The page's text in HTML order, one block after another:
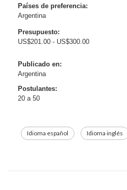
* Creación de una página web con secciones para
presentación, planes,
Países de preferencia:
Argentina
Presupuesto:
US$201.00 - US$300.00
Publicado en:
Argentina
Postulantes:
20 a 50
Idioma español Idioma inglés